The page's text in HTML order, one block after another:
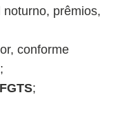
prêmios,
conforme
FGTS;